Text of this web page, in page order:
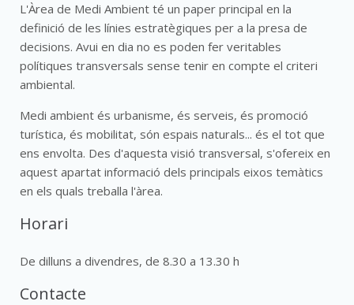
L'Àrea de Medi Ambient té un paper principal en la
definició de les línies estratègiques per a la presa de
decisions. Avui en dia no es poden fer veritables
polítiques transversals sense tenir en compte el criteri
ambiental.
Medi ambient és urbanisme, és serveis, és promoció
turística, és mobilitat, són espais naturals... és el tot que
ens envolta. Des d'aquesta visió transversal, s'ofereix en
aquest apartat informació dels principals eixos temàtics
en els quals treballa l'àrea.
Horari
De dilluns a divendres, de 8.30 a 13.30 h
Contacte